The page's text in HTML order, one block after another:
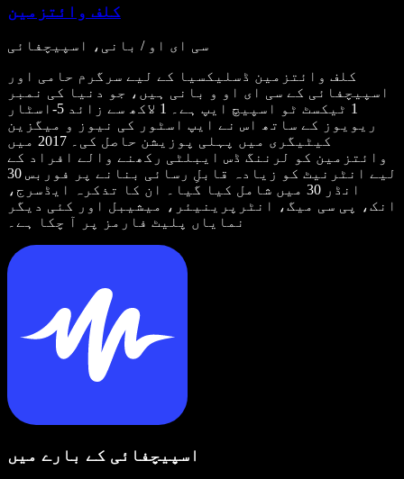
کلف وائتزمین
سی ای او / بانی، اسپیچفائی
کلف وائتزمین ڈسلیکسیا کے لیے سرگرم حامی اور
اسپیچفائی کے سی ای او و بانی ہیں، جو دنیا کی نمبر
1 ٹیکسٹ ٹو اسپیچ ایپ ہے۔ 1 لاکھ سے زائد 5-اسٹار
ریویوز کے ساتھ اس نے ایپ اسٹور کی نیوز و میگزین
کیٹیگری میں پہلی پوزیشن حاصل کی۔ 2017 میں
وائتزمین کو لرننگ ڈس ایبلٹی رکھنے والے افراد کے
لیے انٹرنیٹ کو زیادہ قابلِ رسائی بنانے پر فوربس 30
انڈر 30 میں شامل کیا گیا۔ ان کا تذکرہ ایڈسرج،
انک، پی سی میگ، انٹرپرینیئر، میشیبل اور کئی دیگر
نمایاں پلیٹ فارمز پر آ چکا ہے۔
اسپیچفائی کے بارے میں